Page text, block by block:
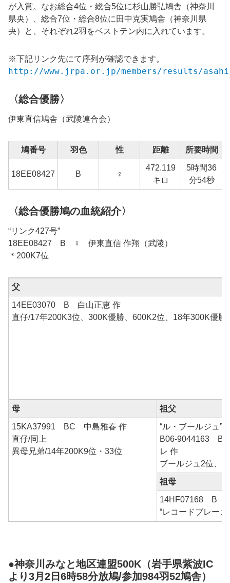
が入賞。なお総合4位・総合5位に杉山勝弘鳩舎（神奈川
県央）、総合7位・総合8位に田中克実鳩舎（神奈川県
央）と、それぞれ2羽をベストテン内に入れています。
※下記リンク先にて序列が確認できます。
http://www.jrpa.or.jp/members/results/
〈総合優勝〉
伊東直信鳩舎（武陵連合会）
鳩番号 羽色 性 距離 所要時間
18EE08427 B ♀
472.119
キロ
5時間36
分54秒
〈総合優勝鳩の血統紹介〉
“リンク427号”
18EE08427 B ♀ 伊東直信 作翔（武陵）
＊200K7位
父
14EE03070 B 白山正恵 作
直仔/17年200K3位、300K優勝、600K2位、18年300K優勝
母 祖父
15KA37991 BC 中島雅春 作
直仔/同上
異母兄弟/14年200K9位・33位
“ル・ブールジュ”
B06-9044163
レ 作
ブールジュ2位、
祖母
14HF07168 B
“レコードブレーカ
●神奈川みなと地区連盟500K（岩手県紫波IC
より3月2日6時58分放鳩/参加984羽52鳩舎）